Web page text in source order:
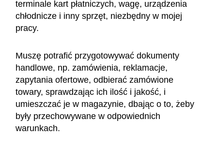
terminale kart płatniczych, wagę, urządzenia
chłodnicze i inny sprzęt, niezbędny w mojej
pracy.
Muszę potrafić przygotowywać dokumenty
handlowe, np. zamówienia, reklamacje,
zapytania ofertowe, odbierać zamówione
towary, sprawdzając ich ilość i jakość, i
umieszczać je w magazynie, dbając o to, żeby
były przechowywane w odpowiednich
warunkach.